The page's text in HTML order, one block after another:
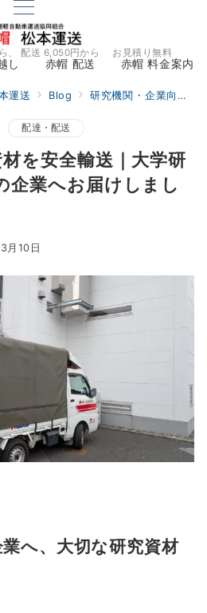
、 配送 6,050円から お見積り無料
し 赤帽 配送 赤帽 料金案内
運送 Blog 研究機関・企業向け配送
配達・配送
を安全輸送｜大学研
企業へお届けしまし
月10日
へ、大切な研究資材